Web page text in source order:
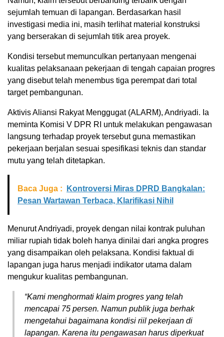
sejumlah temuan di lapangan. Berdasarkan hasil
investigasi media ini, masih terlihat material konstruksi
yang berserakan di sejumlah titik area proyek.
Kondisi tersebut memunculkan pertanyaan mengenai
kualitas pelaksanaan pekerjaan di tengah capaian progres
yang disebut telah menembus tiga perempat dari total
target pembangunan.
Aktivis Aliansi Rakyat Menggugat (ALARM), Andriyadi. Ia
meminta Komisi V DPR RI untuk melakukan pengawasan
langsung terhadap proyek tersebut guna memastikan
pekerjaan berjalan sesuai spesifikasi teknis dan standar
mutu yang telah ditetapkan.
Baca Juga :
Kontroversi Miras DPRD Bangkalan:
Pesan Wartawan Terbaca, Klarifikasi Nihil
Menurut Andriyadi, proyek dengan nilai kontrak puluhan
miliar rupiah tidak boleh hanya dinilai dari angka progres
yang disampaikan oleh pelaksana. Kondisi faktual di
lapangan juga harus menjadi indikator utama dalam
mengukur kualitas pembangunan.
“Kami menghormati klaim progres yang telah
mencapai 75 persen. Namun publik juga berhak
mengetahui bagaimana kondisi riil pekerjaan di
lapangan. Karena itu pengawasan harus diperkuat